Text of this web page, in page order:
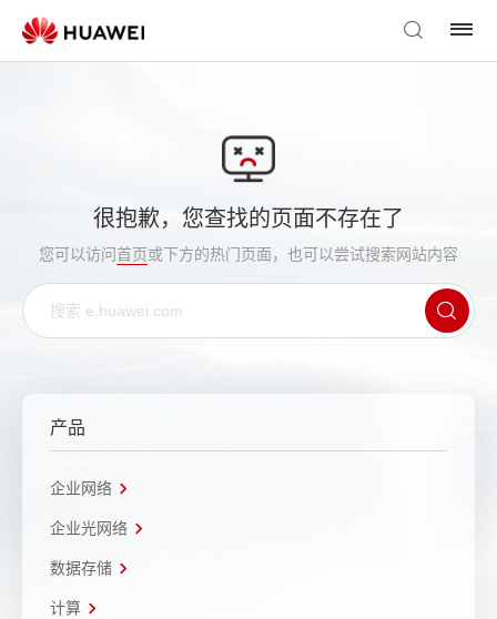
很抱歉，您查找的页面不存在了
您可以访问首页或下方的热门页面，也可以尝试搜索网站内容
产品
企业网络
企业光网络
数据存储
计算